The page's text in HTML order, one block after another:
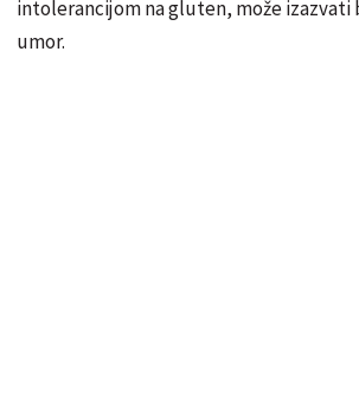
intolerancijom na gluten, može izazvati
umor.